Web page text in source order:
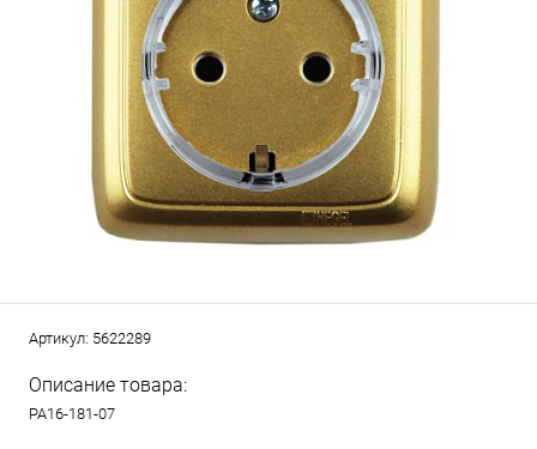
Артикул: 5622289
Описание товара:
РА16-181-07